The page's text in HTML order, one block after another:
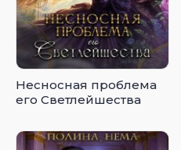
Несносная проблема
его Светлейшества